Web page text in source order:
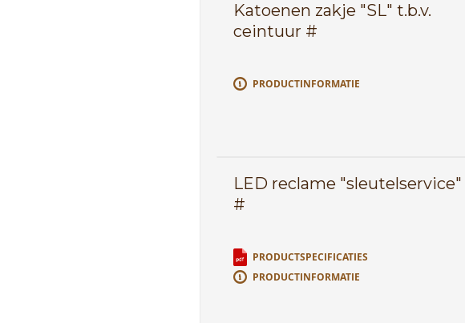
Katoenen zakje "SL" t.b.v.
ceintuur #
PRODUCTINFORMATIE
LED reclame "sleutelservice"
#
PRODUCTSPECIFICATIES
PRODUCTINFORMATIE